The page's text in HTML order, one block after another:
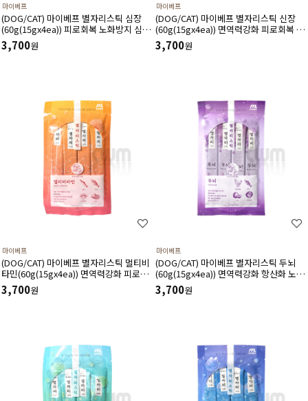
마이베프
(DOG/CAT) 마이베프 별자리스틱 심장
(60g(15gx4ea)) 피로회복 노화방지 심혈
관질환예방 혈압감소에 도움
3,700원
마이베프
(DOG/CAT) 마이베프 별자리스틱 신장
(60g(15gx4ea)) 면역력강화 피로회복 이
뇨작용 항산화에 도움
3,700원
마이베프
(DOG/CAT) 마이베프 별자리스틱 멀티비
타민(60g(15gx4ea)) 면역력강화 피로회
복 노화방지에 도움
3,700원
마이베프
(DOG/CAT) 마이베프 별자리스틱 두뇌
(60g(15gx4ea)) 면역력강화 항산화 노화
방지 피로해복에 도움
3,700원